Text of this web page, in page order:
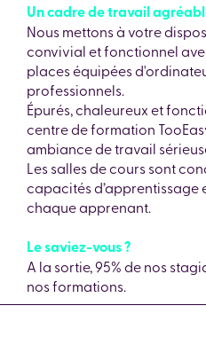
Un cadre de travail
Nous mettons à votre
convivial et fonctionnel
places équipées
professionnels.
Épurés, chaleureux et
centre de formation
ambiance de travail
Les salles de cours sont
capacités
chaque apprenant.
Le saviez-vous ?
A la sortie, 95% de nos
nos formations.